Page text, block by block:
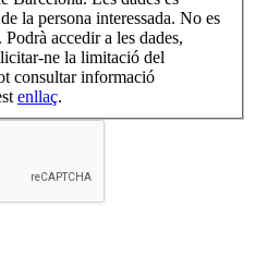
la persona interessada. No es
accedir a les dades,
ne la limitació del
consultar informació
enllaç.